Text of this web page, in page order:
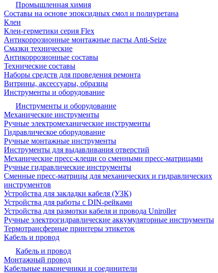
Промышленная химия
Составы на основе эпоксидных смол и полиуретана
Клеи
Клеи-герметики серия Flex
Антикоррозионные монтажные пасты Anti-Seize
Смазки технические
Антикоррозионные составы
Технические составы
Наборы средств для проведения ремонта
Витрины, аксессуары, образцы
Инструменты и оборудование
Инструменты и оборудование
Механические инструменты
Ручные электромеханические инструменты
Гидравлическое оборудование
Ручные монтажные инструменты
Инструменты для выдавливания отверстий
Механические пресс-клещи со сменными пресс-матрицами
Ручные гидравлические инструменты
Сменные пресс-матрицы для механических и гидравлических
инструментов
Устройства для закладки кабеля (УЗК)
Устройства для работы с DIN-рейками
Устройства для размотки кабеля и провода Uniroller
Ручные электрогидравлические аккумуляторные инструменты
Термотрансферные принтеры этикеток
Кабель и провод
Кабель и провод
Монтажный провод
Кабельные наконечники и соединители